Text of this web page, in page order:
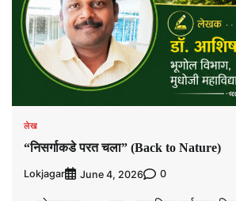
लेख
“निसर्गाकडे परत चला” (Back to Nature)
Lokjagar June 4, 2026 0